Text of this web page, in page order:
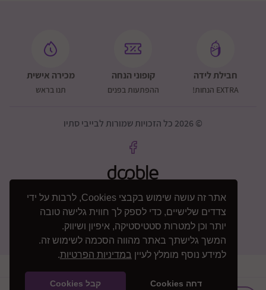
אתר זה עושה שימוש בקבצי Cookies, לרבות על ידי
צדדים שלישיים, כדי לספק לך חווית גלישה טובה
יותר וכן למטרות סטטיסטיקה, איפיון ושיווק.
המשך גלישתך באתר מהווה הסכמה לשימוש זה.
למידע נוסף מומלץ לעיין במדיניות הפרטיות.
דחה Cookies קבל Cookies
חבילת לידה
EXTRA הנחות!
קופוני הנחה
ההפתעות בפנים
מכירה אישית
תנו בראש
© 2026 כל הזכויות שמורות לבייבי סתיו